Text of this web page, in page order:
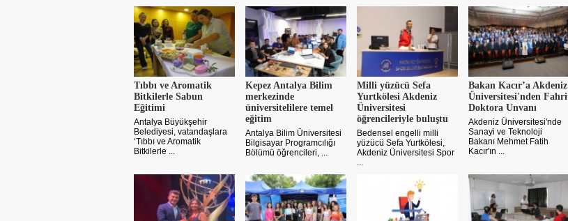
Tıbbı ve Aromatik
Bitkilerle Sabun
Eğitimi
Antalya Büyükşehir
Belediyesi, vatandaşlara
‘Tıbbı ve Aromatik
Bitkilerle ...
Kepez Antalya Bilim
merkezinde
üniversitelilere temel
eğitim
Antalya Bilim Üniversitesi
Bilgisayar Programcılığı
Bölümü öğrencileri, ...
Milli yüzücü Sefa
Yurtkölesi Akdeniz
Üniversitesi
öğrencileriyle buluştu
Bedensel engelli milli
yüzücü Sefa Yurtkölesi,
Akdeniz Üniversitesi Spor
...
Bakan Kacır’a Akdeniz
Üniversitesi'nden Fahri
Doktora Unvanı
Akdeniz Üniversitesi'nde
Sanayi ve Teknoloji
Bakanı Mehmet Fatih
Kacır'ın ...